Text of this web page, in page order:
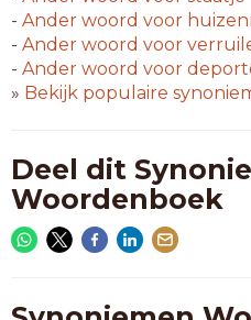
- Ander woord voor
- Ander woord voor
- Ander woord voor
» Bekijk populaire
Deel dit
Woordenboek